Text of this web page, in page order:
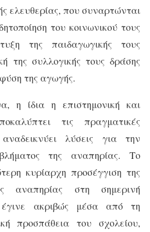
ελευθερίας, που συναρτώνται
του κοινωνικού τους
της παιδαγωγικής τους
της συλλογικής τους δράσης
της αγωγής.
ίδια η επιστημονική και
τις πραγματικές
λύσεις για την
της αναπηρίας. Το
κυρίαρχη προσέγγιση της
αναπηρίας στη σημερινή
έγινε ακριβώς μέσα από τη
προσπάθεια του σχολείου,